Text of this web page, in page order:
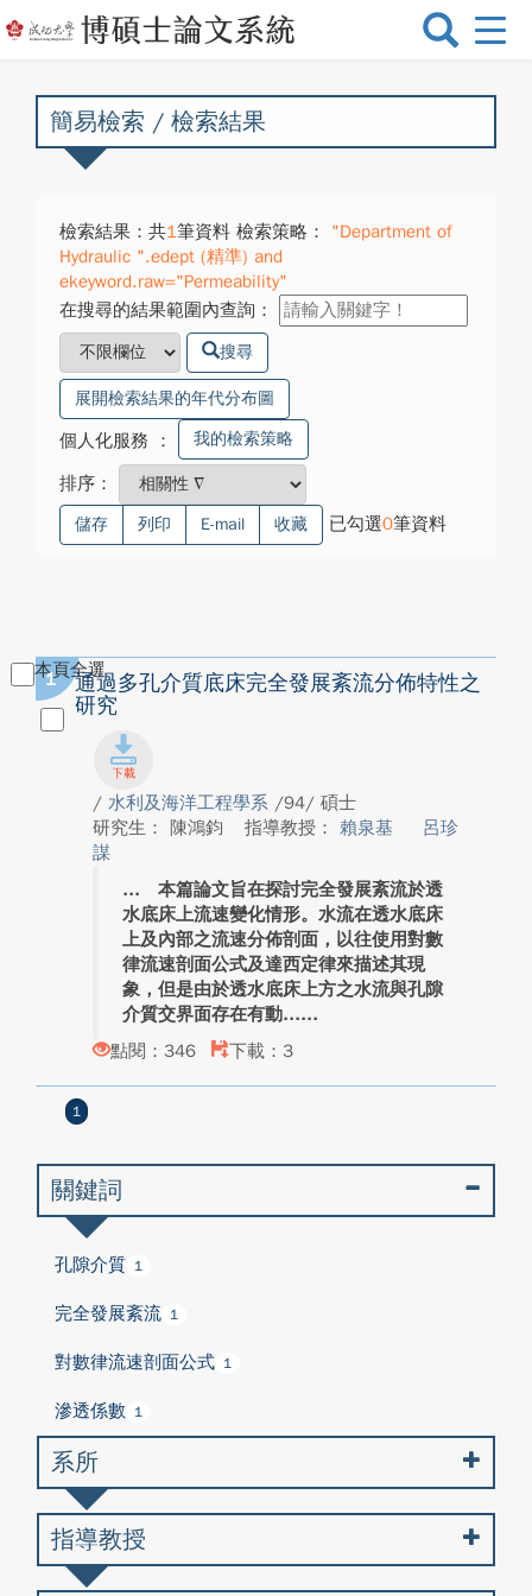
選
換
簡易檢索 / 檢索結果
檢索結果：共1筆資料 檢索策略：
"Department of
Hydraulic ".edept (精準) and
ekeyword.raw="Permeability"
在搜尋的結果範圍內查詢：
搜尋
展開檢索結果的年代分布圖
個人化服務 ： 我的檢索策略
排序：
儲存 列印 E-mail 收藏 已勾選0筆資料
本頁全選
1
通過多孔介質底床完全發展紊流分佈特性之
研究
/ 水利及海洋工程學系 /94/ 碩士
研究生： 陳鴻鈞
指導教授： 賴泉基
呂珍
謀
本篇論文旨在探討完全發展紊流於透
水底床上流速變化情形。水流在透水底床
上及內部之流速分佈剖面，以往使用對數
律流速剖面公式及達西定律來描述其現
象，但是由於透水底床上方之水流與孔隙
介質交界面存在有動...
點閱：346
下載：3
1
關鍵詞
孔隙介質 1
完全發展紊流 1
對數律流速剖面公式 1
滲透係數 1
系所
指導教授